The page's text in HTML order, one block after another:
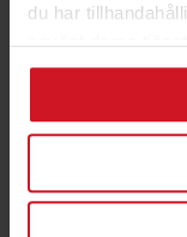
du har
använt deras
Ekonomi &
Hälsa &
Nöje